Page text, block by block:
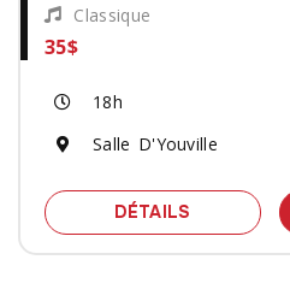
Classique
35$
18h
Salle D'Youville
DÉTAILS